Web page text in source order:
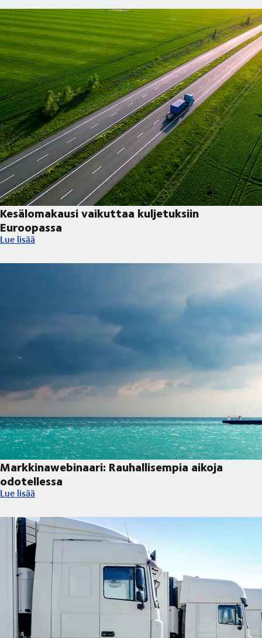
Kesälomakausi vaikuttaa kuljetuksiin
Euroopassa
Kesälomakausi vaikuttaa kuljetuksiin Euroopassa
Lue lisää
Markkinawebinaari: Rauhallisempia aikoja
odotellessa
Markkinawebinaari: Rauhallisempia aikoja odotellessa
Lue lisää